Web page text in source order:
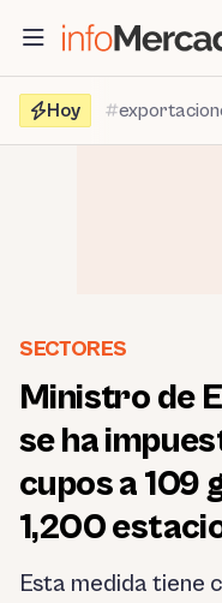
contenido
Hoy
SECTORES
Ministro de
se ha
cupos a 109
1,200
Esta medida tiene